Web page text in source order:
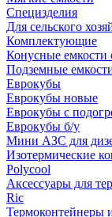
Специзделия
Для сельского
Комплектующие
Конусные
Подземные
Еврокубы
Еврокубы новые
Еврокубы с
Еврокубы б/у
Мини АЗС для
Изотермические
Polycool
Аксессуары для
Ric
Термоконтейнеры